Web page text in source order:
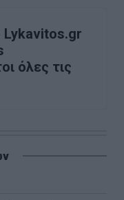
όλες τις